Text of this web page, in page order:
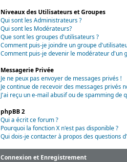
Niveaux des Utilisateurs et Groupes
Qui sont les Administrateurs ?
Qui sont les Modérateurs?
Que sont les groupes d'utilisateurs ?
Comment puis-je joindre un groupe
Comment puis-je devenir le modérateur d'un
Messagerie Privée
Je ne peux pas envoyer de messages privés !
Je continue de recevoir des messages privés
J'ai reçu un e-mail abusif ou de spamming de
phpBB 2
Qui a écrit ce forum ?
Pourquoi la fonction X n'est pas disponible ?
Qui dois-je contacter à propos des questions
Connexion et Enregistrement